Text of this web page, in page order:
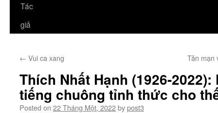
Tác
giả
← Vui ca xang Tản mạn
Thích Nhất Hạnh (1926-
tiếng chuông tỉnh thức cho
Posted on 22 Tháng Một, 2022bypost3